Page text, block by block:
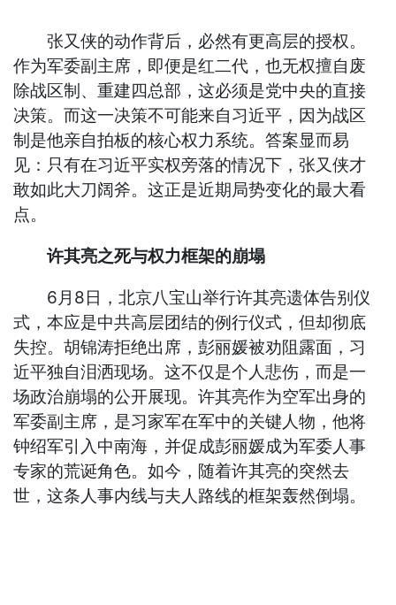
张又侠的动作背后，必然有更高层的授权。
作为军委副主席，即便是红二代，也无权擅自废
除战区制、重建四总部，这必须是党中央的直接
决策。而这一决策不可能来自习近平，因为战区
制是他亲自拍板的核心权力系统。答案显而易
见：只有在习近平实权旁落的情况下，张又侠才
敢如此大刀阔斧。这正是近期局势变化的最大看
点。
许其亮之死与权力框架的崩塌
6月8日，北京八宝山举行许其亮遗体告别仪
式，本应是中共高层团结的例行仪式，但却彻底
失控。胡锦涛拒绝出席，彭丽媛被劝阻露面，习
近平独自泪洒现场。这不仅是个人悲伤，而是一
场政治崩塌的公开展现。许其亮作为空军出身的
军委副主席，是习家军在军中的关键人物，他将
钟绍军引入中南海，并促成彭丽媛成为军委人事
专家的荒诞角色。如今，随着许其亮的突然去
世，这条人事内线与夫人路线的框架轰然倒塌。